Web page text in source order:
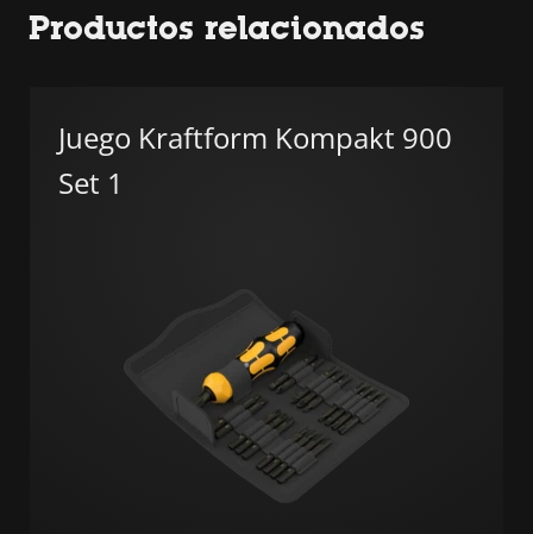
Productos relacionados
Juego Kraftform Kompakt 900
Set 1